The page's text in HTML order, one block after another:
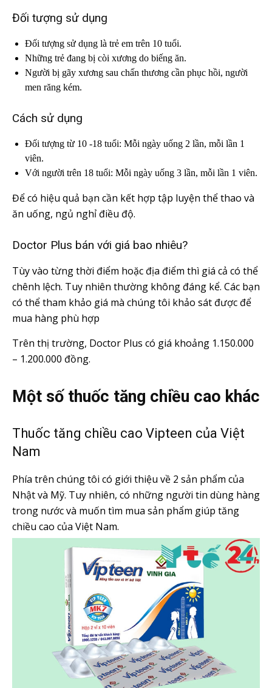
Đối tượng sử dụng
Đối tượng sử dụng là trẻ em trên 10 tuổi.
Những trẻ đang bị còi xương do biếng ăn.
Người bị gãy xương sau chấn thương cần phục hồi, người
men răng kém.
Cách sử dụng
Đối tượng từ 10 -18 tuổi: Mỗi ngày uống 2 lần, mỗi lần 1
viên.
Với người trên 18 tuổi: Mỗi ngày uống 3 lần, mỗi lần 1 viên.
Để có hiệu quả bạn cần kết hợp tập luyện thể thao và
ăn uống, ngủ nghỉ điều độ.
Doctor Plus bán với giá bao nhiêu?
Tùy vào từng thời điểm hoặc địa điểm thì giá cả có thể
chênh lệch. Tuy nhiên thường không đáng kể. Các bạn
có thể tham khảo giá mà chúng tôi khảo sát được để
mua hàng phù hợp
Trên thị trường, Doctor Plus có giá khoảng 1.150.000
– 1.200.000 đồng.
Một số thuốc tăng chiều cao khác
Thuốc tăng chiều cao Vipteen của Việt
Nam
Phía trên chúng tôi có giới thiệu về 2 sản phẩm của
Nhật và Mỹ. Tuy nhiên, có những người tin dùng hàng
trong nước và muốn tìm mua sản phẩm giúp tăng
chiều cao của Việt Nam.